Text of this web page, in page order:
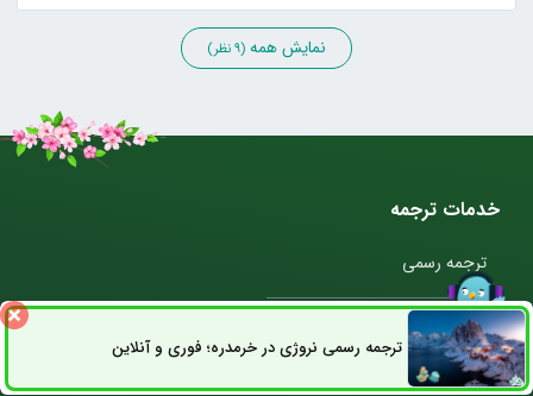
نمایش همه (9 نظر)
خدمات ترجمه
ترجمه رسمی
ترجمه مقاله
ترجمه متن
ترجمه رسمی نروژی در خرمدره؛ فوری و آنلاینثبت سفارش راه های ارتباطی